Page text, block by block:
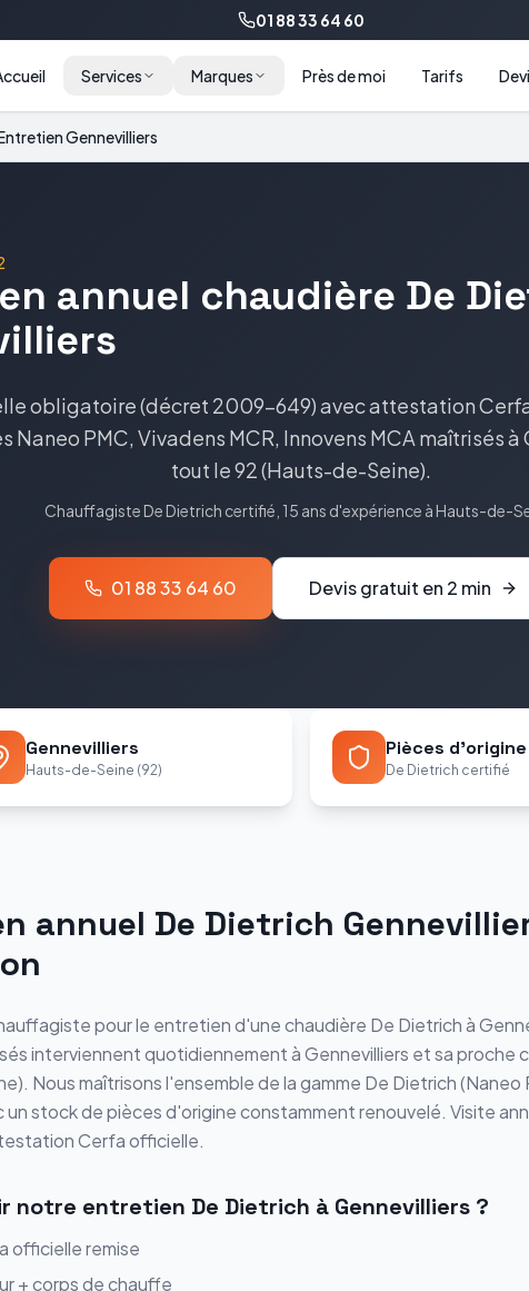
01 88 33 64 60
Services Marques Près de moi Tarifs
Gennevilliers
annuel chaudière De
obligatoire (décret 2009-649) avec attestation
Naneo PMC, Vivadens MCR, Innovens MCA maîtrisés à
tout le92(Hauts-de-Seine).
ChauffagisteDe Dietrich certifié, 15 ans d'expérience àHauts-de-
01 88 33 64 60 Devis gratuit en 2 min
Gennevilliers
Hauts-de-Seine (92)
Pièces d'origine
De Dietrich certifié
annuel De Dietrich
pour le entretiend'une chaudière De Dietrichà
interviennent quotidiennement àGennevilliers et sa proche
). Nous maîtrisons l'ensemble de la gamme De Dietrich(Naneo
un stock de pièces d'origine constamment renouvelé. Visite
Cerfa officielle.
notre entretien De Dietrich à Gennevilliers ?
officielle remise
+ corps de chauffe